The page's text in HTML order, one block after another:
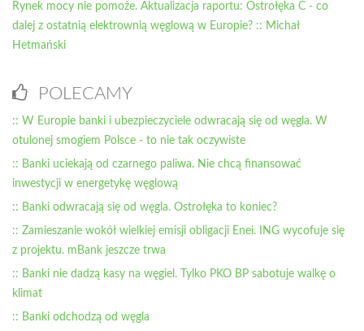
Rynek mocy nie pomoże. Aktualizacja raportu: Ostrołęka C - co
dalej z ostatnią elektrownią węglową w Europie? :: Michał
Hetmański
POLECAMY
:: W Europie banki i ubezpieczyciele odwracają się od węgla. W
otulonej smogiem Polsce - to nie tak oczywiste
:: Banki uciekają od czarnego paliwa. Nie chcą finansować
inwestycji w energetykę węglową
:: Banki odwracają się od węgla. Ostrołęka to koniec?
:: Zamieszanie wokół wielkiej emisji obligacji Enei. ING wycofuje się
z projektu. mBank jeszcze trwa
:: Banki nie dadzą kasy na węgiel. Tylko PKO BP sabotuje walkę o
klimat
:: Banki odchodzą od węgla